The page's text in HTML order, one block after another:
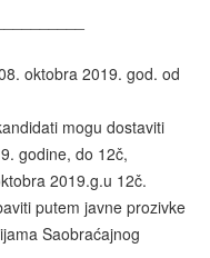
oktobra 2019. god. od
mogu dostaviti
godine, do 12č,
2019.g.u 12č.
putem javne prozivke
Saobraćajnog